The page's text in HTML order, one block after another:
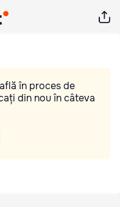
în proces de
din nou în câteva